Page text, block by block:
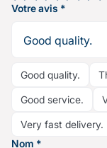
Votre avis *
Good quality.
Good service.
Very fast delivery.
Nom *